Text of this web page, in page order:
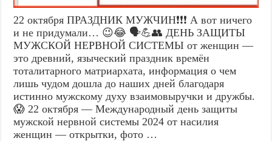
22 октября ПРАЗДНИК МУЖЧИН❗❗❗ А вот ничего
и не придумали… 😉😂 🗣️💪👥 ДЕНЬ ЗАЩИТЫ
МУЖСКОЙ НЕРВНОЙ СИСТЕМЫ от женщин —
это древний, языческий праздник времён
тоталитарного матриархата, информация о чем
лишь чудом дошла до наших дней благодаря
истинно мужскому духу взаимовыручки и дружбы.
😱 22 октября — Международный день защиты
мужской нервной системы 2024 от насилия
женщин — открытки, фото …